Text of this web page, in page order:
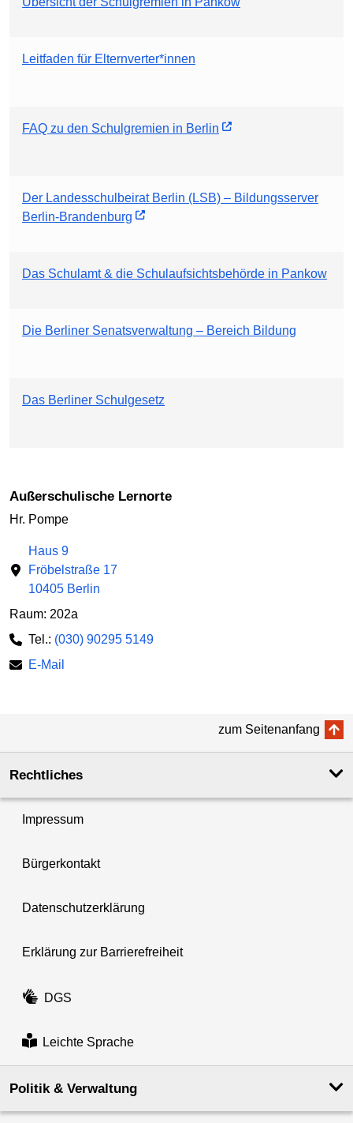
Leitfaden für Elternverter*innen
FAQ zu den Schulgremien in Berlin
Der Landesschulbeirat Berlin (LSB) – Bildungsserver
Berlin-Brandenburg
Das Schulamt & die Schulaufsichtsbehörde in Pankow
Die Berliner Senatsverwaltung – Bereich Bildung
Das Berliner Schulgesetz
Außerschulische Lernorte
Hr. Pompe
Haus 9
Fröbelstraße 17
10405 Berlin
Raum: 202a
Tel.: (030) 90295 5149
E-Mail
zum Seitenanfang
Rechtliches
Impressum
Bürgerkontakt
Datenschutzerklärung
Erklärung zur Barrierefreiheit
DGS
Leichte Sprache
Politik & Verwaltung